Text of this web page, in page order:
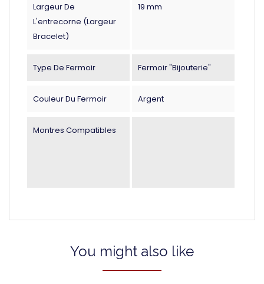
Largeur De
L'entrecorne (largeur
Bracelet)
19 mm
Type De Fermoir Fermoir "Bijouterie"
Couleur Du Fermoir Argent
Montres Compatibles
You might also like